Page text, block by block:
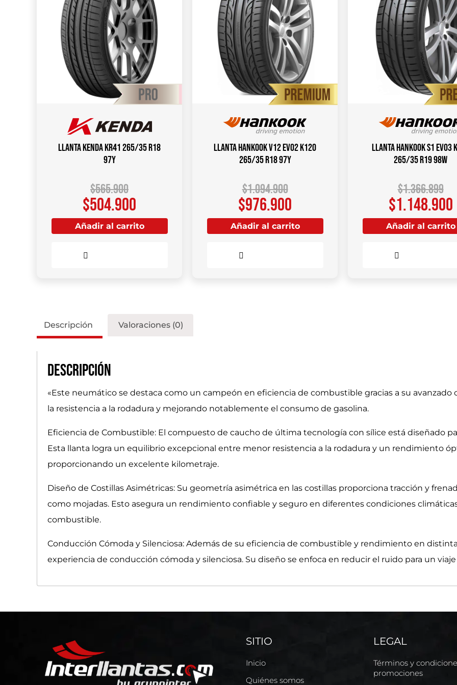
Llanta KENDA KR41 265/35 R18
97Y
$565.900
$504.900
Añadir al carrito
Llanta HANKOOK V12 Evo2 K120
265/35 R18 97Y
$1.094.900
$976.900
Añadir al carrito
Llanta HANKOOK S1 Evo3
265/35 R19 98W
$1.366.899
$1.148.900
Añadir al carrito
Descripción Valoraciones (0)
Descripción
«Este neumático se destaca como un campeón en eficiencia de combustible gracias a su
la resistencia a la rodadura y mejorando notablemente el consumo de gasolina.
Eficiencia de Combustible: El compuesto de caucho de última tecnología con sílice está diseñado
Esta llanta logra un equilibrio excepcional entre menor resistencia a la rodadura y un rendimiento
proporcionando un excelente kilometraje.
Diseño de Costillas Asimétricas: Su geometría asimétrica en las costillas proporciona tracción y
como mojadas. Esto asegura un rendimiento confiable y seguro en diferentes condiciones
combustible.
Conducción Cómoda y Silenciosa: Además de su eficiencia de combustible y rendimiento en
experiencia de conducción cómoda y silenciosa. Su diseño se enfoca en reducir el ruido para un
SITIO
Inicio
Quiénes somos
LEGAL
Términos y
promociones